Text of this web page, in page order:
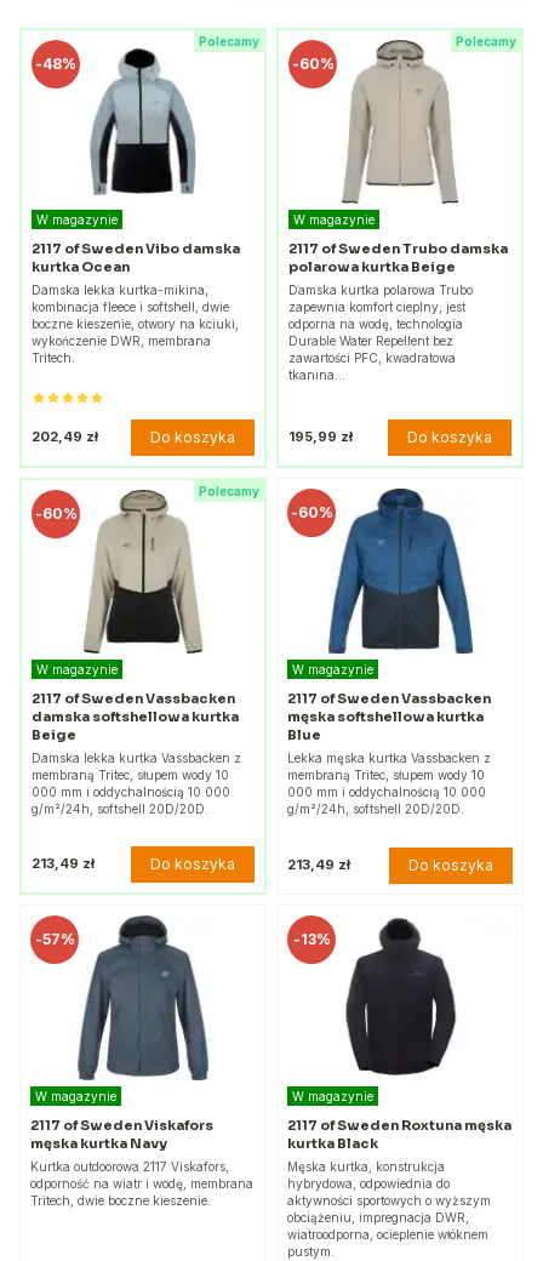
Polecamy
-48%
W magazynie
2117 of Sweden Vibo damska
kurtka Ocean
Damska lekka kurtka-mikina,
kombinacja fleece i softshell, dwie
boczne kieszenie, otwory na kciuki,
wykończenie DWR, membrana
Tritech.
202,49 zł Do koszyka
Polecamy
-60%
W magazynie
2117 of Sweden Trubo damska
polarowa kurtka Beige
Damska kurtka polarowa Trubo
zapewnia komfort cieplny, jest
odporna na wodę, technologia
Durable Water Repellent bez
zawartości PFC, kwadratowa
tkanina…
195,99 zł Do koszyka
Polecamy
-60%
W magazynie
2117 of Sweden Vassbacken
damska softshellowa kurtka
Beige
Damska lekka kurtka Vassbacken z
membraną Tritec, słupem wody 10
000 mm i oddychalnością 10 000
g/m²/24h, softshell 20D/20D.
213,49 zł Do koszyka
-60%
W magazynie
2117 of Sweden Vassbacken
męska softshellowa kurtka
Blue
Lekka męska kurtka Vassbacken z
membraną Tritec, słupem wody 10
000 mm i oddychalnością 10 000
g/m²/24h, softshell 20D/20D.
213,49 zł Do koszyka
-57%
W magazynie
2117 of Sweden Viskafors
męska kurtka Navy
Kurtka outdoorowa 2117 Viskafors,
odporność na wiatr i wodę, membrana
Tritech, dwie boczne kieszenie.
-13%
W magazynie
2117 of Sweden Roxtuna męska
kurtka Black
Męska kurtka, konstrukcja
hybrydowa, odpowiednia do
aktywności sportowych o wyższym
obciążeniu, impregnacja DWR,
wiatroodporna, ocieplenie włóknem
pustym.